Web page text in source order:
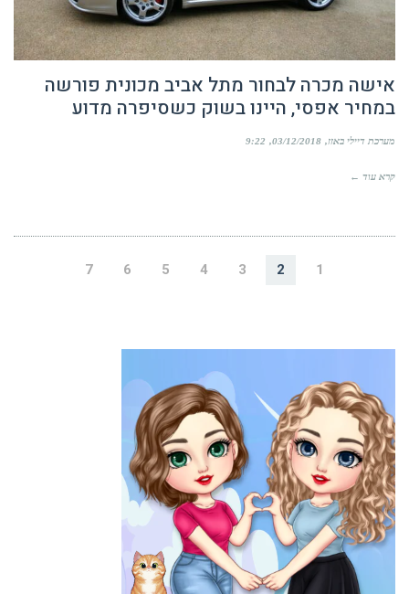
אישה מכרה לבחור מתל אביב מכונית פורשה
במחיר אפסי, היינו בשוק כשסיפרה מדוע
מערכת דיילי באזז 03/12/2018
9:22
קרא עוד ←
1
2
3
4
5
6
7